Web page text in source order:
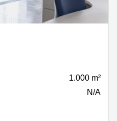
1.000 m²
N/A